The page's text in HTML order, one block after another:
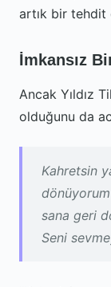
artık bir tehdit
İmkansız
Ancak Yıldız
olduğunu da
Kahretsin
sana geri
Seni